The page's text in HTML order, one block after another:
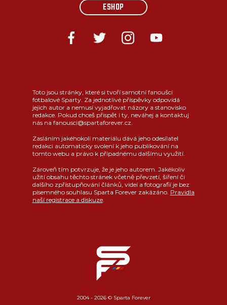
ESHOP
Toto jsou stránky, které si tvoří samotní fanoušci
fotbalové Sparty. Za jednotlivé příspěvky odpovídá
jejich autor a nemusí vyjadřovat názory a stanovisko
redakce. Pokud chceš přispět i ty, neváhej a kontaktuj
nás na fanousci@spartaforever.cz.
Zasláním jakéhokoli materiálu dává jeho odesílatel
redakci automaticky svolení k jeho publikování na
tomto webu a právo k případnému dalšímu využití.
Zároveň tím potvrzuje, že je jeho autorem. Jakékoliv
užití obsahu těchto stránek včetně převzetí, šíření či
dalšího zpřístupňování článků, videí a fotografií je bez
písemného souhlasu Sparta Forever zakázáno. Pravidla
naší registrace a diskuze.
2004 - 2026 © Sparta Forever